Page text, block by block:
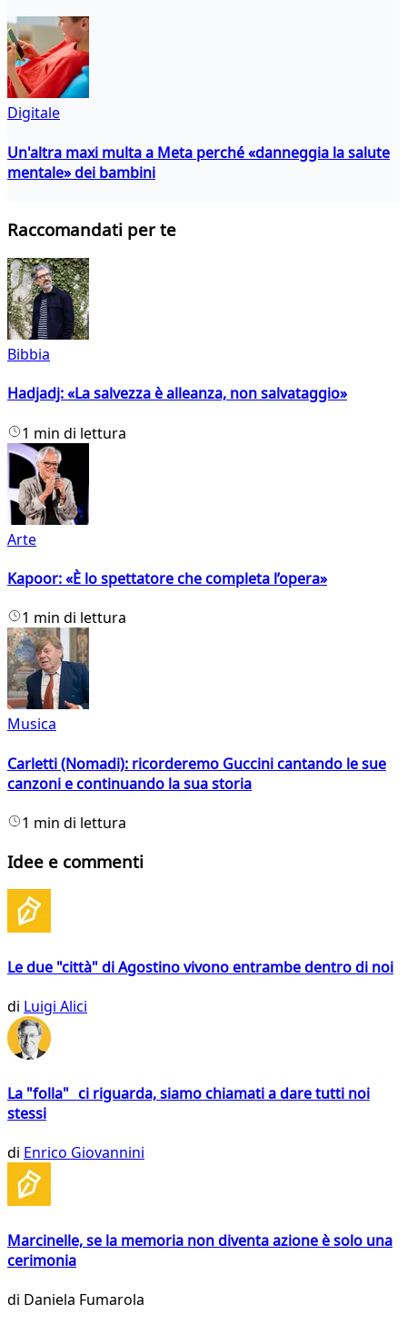
Digitale
Un'altra maxi multa a Meta perché «danneggia la salute
mentale» dei bambini
Raccomandati per te
Bibbia
Hadjadj: «La salvezza è alleanza, non salvataggio»
1 min di lettura
Arte
Kapoor: «È lo spettatore che completa l’opera»
1 min di lettura
Musica
Carletti (Nomadi): ricorderemo Guccini cantando le sue
canzoni e continuando la sua storia
1 min di lettura
Idee e commenti
Le due "città" di Agostino vivono entrambe dentro di noi
di Luigi Alici
La "folla" ci riguarda, siamo chiamati a dare tutti noi
stessi
di Enrico Giovannini
Marcinelle, se la memoria non diventa azione è solo una
cerimonia
di Daniela Fumarola